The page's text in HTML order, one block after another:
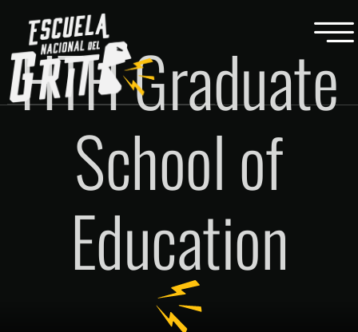
HTH Graduate
School of
Education